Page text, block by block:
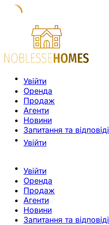
Увійти
Оренда
Продаж
Агенти
Новини
Запитання та відповіді
Увійти
Увійти
Оренда
Продаж
Агенти
Новини
Запитання та відповіді